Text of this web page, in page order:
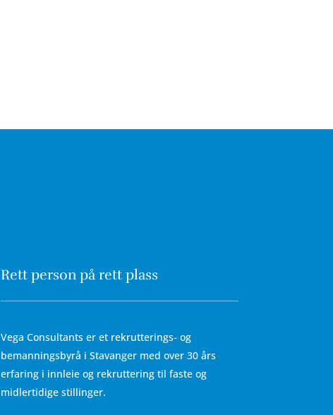
Rett person på rett plass
Vega Consultants er et rekrutterings- og
bemanningsbyrå i Stavanger med over 30 års
erfaring i innleie og rekruttering til faste og
midlertidige stillinger.